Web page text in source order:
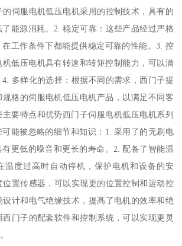
伺服电机低压电机采用的控制技术，具有的
能源消耗。2. 稳定可靠：这些产品经过严格
工作条件下都能提供稳定可靠的性能。3. 控
低压电机具有转速和转矩控制能力，可以满
多样化的选择：根据不同的需求，西门子提
格的伺服电机低压电机产品，以满足不同客
要特点和优势西门子伺服电机低压电机系列
能被忽略的细节和知识：1. 采用了的无刷电
更低的噪音和更长的寿命。2. 配备了智能温
温度过高时自动停机，保护电机和设备的安
位置传感器，可以实现更的位置控制和运动控
设计和电气绝缘技术，提髙了电机的效率和绝
门子的配套软件和控制系统，可以实现更灵
。